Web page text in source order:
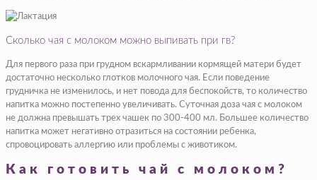
Сколько чая с молоком можно выпивать при гв?
Для первого раза при грудном вскармливании кормящей матери будет
достаточно несколько глотков молочного чая. Если поведение
грудничка не изменилось, и нет повода для беспокойств, то количество
напитка можно постепенно увеличивать. Суточная доза чая с молоком
не должна превышать трех чашек по 300-400 мл. Большее количество
напитка может негативно отразиться на состоянии ребенка,
спровоцировать аллергию или проблемы с животиком.
Как готовить чай с молоком?